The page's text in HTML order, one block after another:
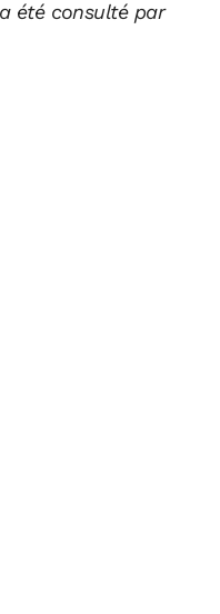
été consulté par